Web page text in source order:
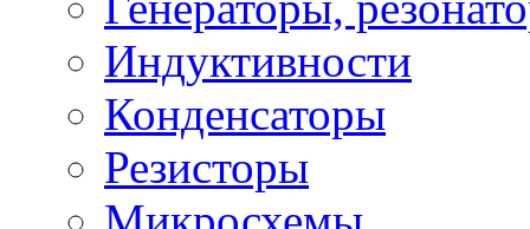
Индуктивности
Конденсаторы
Резисторы